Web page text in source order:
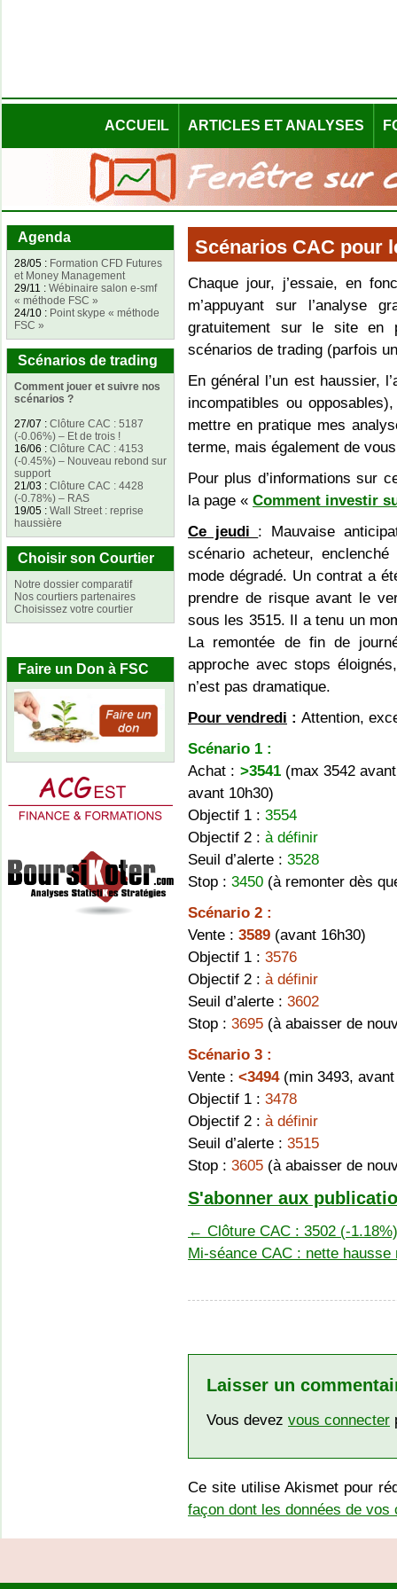
ACCUEIL ARTICLES ET ANALYSES
Agenda
28/05 : Formation CFD Futures
et Money Management
29/11 : Wébinaire salon e-smf
« méthode FSC »
24/10 : Point skype « méthode
FSC »
Scénarios de trading
Comment jouer et suivre nos
scénarios ?
27/07 : Clôture CAC : 5187
(-0.06%) – Et de trois !
16/06 : Clôture CAC : 4153
(-0.45%) – Nouveau rebond sur
support
21/03 : Clôture CAC : 4428
(-0.78%) – RAS
19/05 : Wall Street : reprise
haussière
Choisir son Courtier
Notre dossier comparatif
Nos courtiers partenaires
Choisissez votre courtier
Faire un Don à FSC
Scénarios CAC pour
Chaque jour, j’essaie, en
m’appuyant sur l’analyse
gratuitement sur le site en
scénarios de trading (parfois
En général l’un est haussier,
incompatibles ou
mettre en pratique mes
terme, mais également de
Pour plus d’informations sur
la page « Comment investir
Ce jeudi : Mauvaise
scénario acheteur,
mode dégradé. Un contrat a
prendre de risque avant le
sous les 3515. Il a tenu un
La remontée de fin de
approche avec stops
n’est pas dramatique.
Pour vendredi : Attention,
Scénario 1 :
Achat : >3541 (max 3542
avant 10h30)
Objectif 1 : 3554
Objectif 2 : à définir
Seuil d’alerte : 3528
Stop : 3450 (à remonter dès
Scénario 2 :
Vente : 3589 (avant 16h30)
Objectif 1 : 3576
Objectif 2 : à définir
Seuil d’alerte : 3602
Stop : 3695 (à abaisser de
Scénario 3 :
Vente : <3494 (min 3493,
Objectif 1 : 3478
Objectif 2 : à définir
Seuil d’alerte : 3515
Stop : 3605 (à abaisser de
S'abonner aux
← Clôture CAC : 3502 (-
Mi-séance CAC : nette
Laisser un
Vous devez vous connecter
Ce site utilise Akismet pour
façon dont les données de